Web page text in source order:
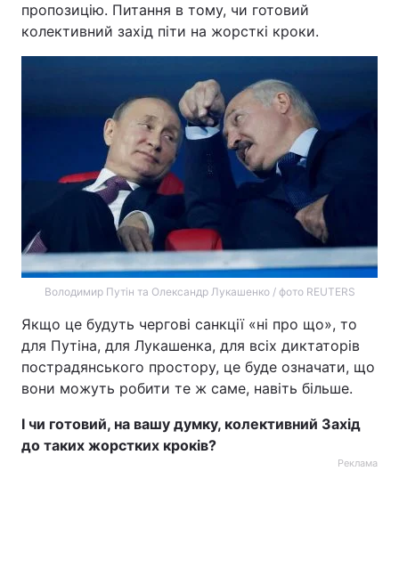
пропозицію. Питання в тому, чи готовий
колективний захід піти на жорсткі кроки.
Володимир Путін та Олександр Лукашенко / фото REUTERS
Якщо це будуть чергові санкції «ні про що», то
для Путіна, для Лукашенка, для всіх диктаторів
пострадянського простору, це буде означати, що
вони можуть робити те ж саме, навіть більше.
І чи готовий, на вашу думку, колективний Захід
до таких жорстких кроків?
Реклама